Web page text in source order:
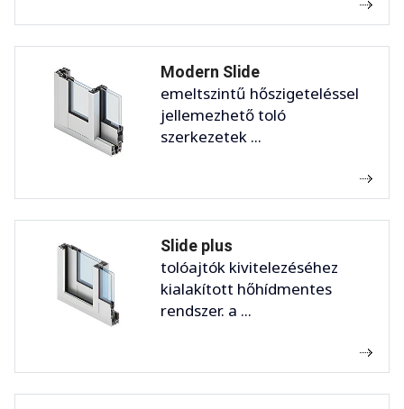
Modern Slide
emeltszintű hőszigeteléssel
jellemezhető toló
szerkezetek ...
Slide plus
tolóajtók kivitelezéséhez
kialakított hőhídmentes
rendszer. a ...